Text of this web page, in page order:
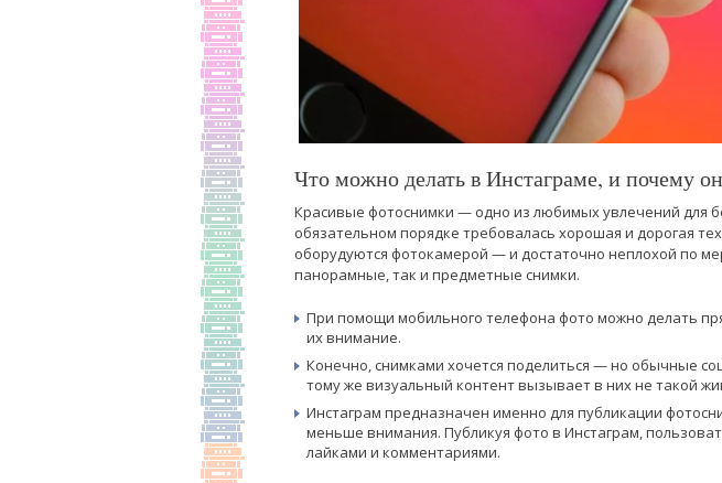
Что можно делать в Инстаграме, и почему
Красивые фотоснимки — одно из любимых увлечений для
обязательном порядке требовалась хорошая и дорогая
оборудуются фотокамерой — и достаточно неплохой по
панорамные, так и предметные снимки.
При помощи мобильного телефона фото можно делать
их внимание.
Конечно, снимками хочется поделиться — но обычные
тому же визуальный контент вызывает в них не такой
Инстаграм предназначен именно для публикации
меньше внимания. Публикуя фото в Инстаграм,
лайками и комментариями.